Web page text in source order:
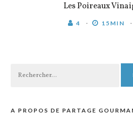
Les Poireaux
4 15MIN
A PROPOS DE PARTAGE